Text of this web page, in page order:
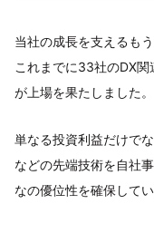
当社の成長を支えるも
これまでに33社のDX
が上場を果たしました。
単なる投資利益だけで
などの先端技術を自社
なの優位性を確保してい